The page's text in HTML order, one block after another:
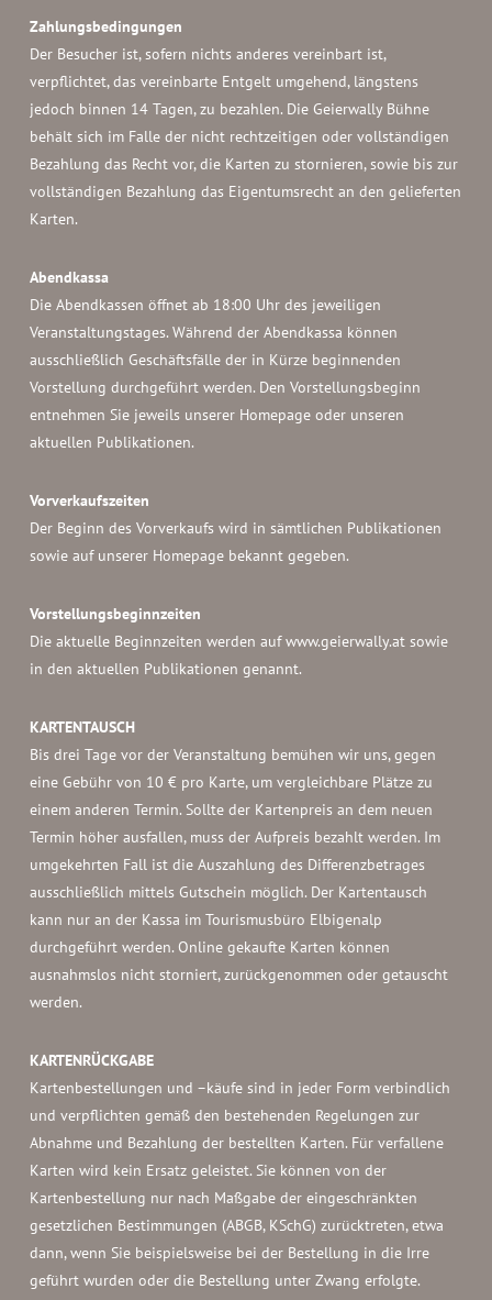
Zahlungsbedingungen
Der Besucher ist, sofern nichts anderes vereinbart ist,
verpflichtet, das vereinbarte Entgelt umgehend, längstens
jedoch binnen 14 Tagen, zu bezahlen. Die Geierwally Bühne
behält sich im Falle der nicht rechtzeitigen oder vollständigen
Bezahlung das Recht vor, die Karten zu stornieren, sowie bis zur
vollständigen Bezahlung das Eigentumsrecht an den gelieferten
Karten.
Abendkassa
Die Abendkassen öffnet ab 18:00 Uhr des jeweiligen
Veranstaltungstages. Während der Abendkassa können
ausschließlich Geschäftsfälle der in Kürze beginnenden
Vorstellung durchgeführt werden. Den Vorstellungsbeginn
entnehmen Sie jeweils unserer Homepage oder unseren
aktuellen Publikationen.
Vorverkaufszeiten
Der Beginn des Vorverkaufs wird in sämtlichen Publikationen
sowie auf unserer Homepage bekannt gegeben.
Vorstellungsbeginnzeiten
Die aktuelle Beginnzeiten werden auf www.geierwally.at sowie
in den aktuellen Publikationen genannt.
KARTENTAUSCH
Bis drei Tage vor der Veranstaltung bemühen wir uns, gegen
eine Gebühr von 10 € pro Karte, um vergleichbare Plätze zu
einem anderen Termin. Sollte der Kartenpreis an dem neuen
Termin höher ausfallen, muss der Aufpreis bezahlt werden. Im
umgekehrten Fall ist die Auszahlung des Differenzbetrages
ausschließlich mittels Gutschein möglich. Der Kartentausch
kann nur an der Kassa im Tourismusbüro Elbigenalp
durchgeführt werden. Online gekaufte Karten können
ausnahmslos nicht storniert, zurückgenommen oder getauscht
werden.
KARTENRÜCKGABE
Kartenbestellungen und –käufe sind in jeder Form verbindlich
und verpflichten gemäß den bestehenden Regelungen zur
Abnahme und Bezahlung der bestellten Karten. Für verfallene
Karten wird kein Ersatz geleistet. Sie können von der
Kartenbestellung nur nach Maßgabe der eingeschränkten
gesetzlichen Bestimmungen (ABGB, KSchG) zurücktreten, etwa
dann, wenn Sie beispielsweise bei der Bestellung in die Irre
geführt wurden oder die Bestellung unter Zwang erfolgte.